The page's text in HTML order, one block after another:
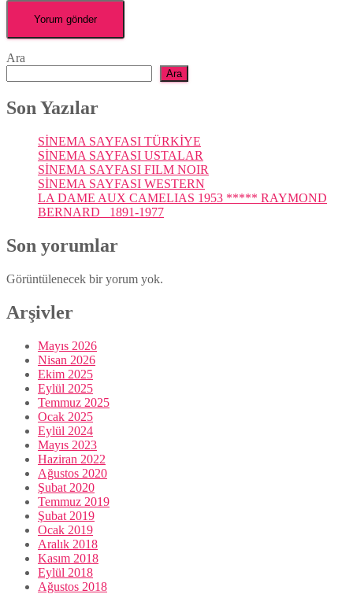
Ara
Ara
Son Yazılar
SİNEMA SAYFASI TÜRKİYE
SİNEMA SAYFASI USTALAR
SİNEMA SAYFASI FILM NOIR
SİNEMA SAYFASI WESTERN
LA DAME AUX CAMELIAS 1953 ***** RAYMOND
BERNARD 1891-1977
Son yorumlar
Görüntülenecek bir yorum yok.
Arşivler
Mayıs 2026
Nisan 2026
Ekim 2025
Eylül 2025
Temmuz 2025
Ocak 2025
Eylül 2024
Mayıs 2023
Haziran 2022
Ağustos 2020
Şubat 2020
Temmuz 2019
Şubat 2019
Ocak 2019
Aralık 2018
Kasım 2018
Eylül 2018
Ağustos 2018